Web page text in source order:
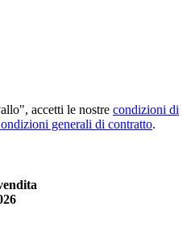
accetti le nostre condizioni di
generali di contratto.